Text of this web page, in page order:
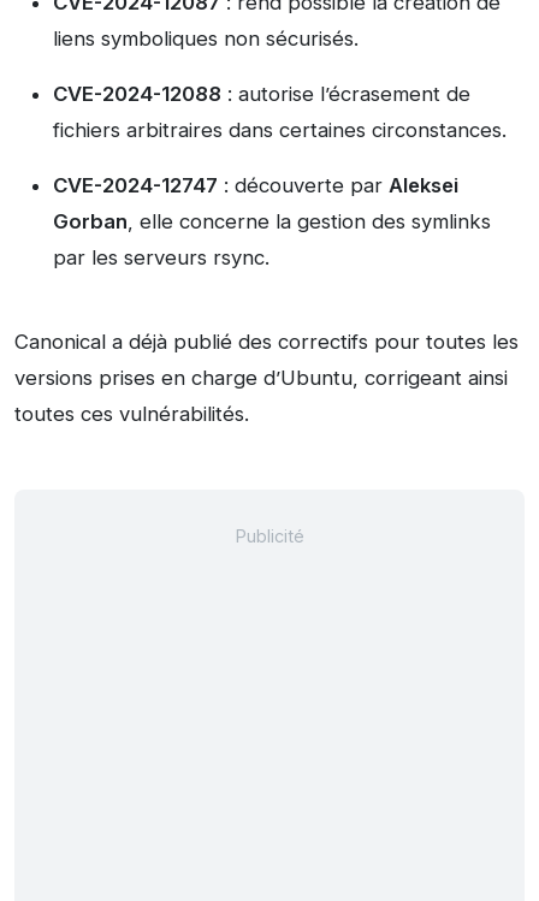
liens symboliques non sécurisés.
CVE-2024-12088 : autorise l’écrasement de
fichiers arbitraires dans certaines circonstances.
CVE-2024-12747 : découverte par Aleksei
Gorban, elle concerne la gestion des symlinks
par les serveurs rsync.
Canonical a déjà publié des correctifs pour toutes les
versions prises en charge d’Ubuntu, corrigeant ainsi
toutes ces vulnérabilités.